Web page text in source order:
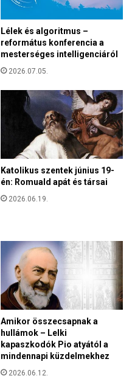
Lélek és algoritmus –
református konferencia a
mesterséges intelligenciáról
2026.07.05.
Katolikus szentek június 19-
én: Romuald apát és társai
2026.06.19.
Amikor összecsapnak a
hullámok – Lelki
kapaszkodók Pio atyától a
mindennapi küzdelmekhez
2026.06.12.